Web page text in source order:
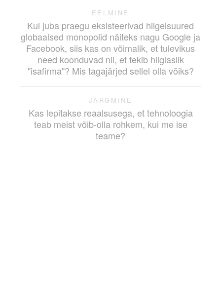
EELMINE
Kui juba praegu eksisteerivad hiigelsuured
globaalsed monopolid näiteks nagu Google ja
Facebook, siis kas on võimalik, et tulevikus
need koonduvad nii, et tekib hiiglaslik
"isafirma"? Mis tagajärjed sellel olla võiks?
JÄRGMINE
Kas lepitakse reaalsusega, et tehnoloogia
teab meist võib-olla rohkem, kui me ise
teame?